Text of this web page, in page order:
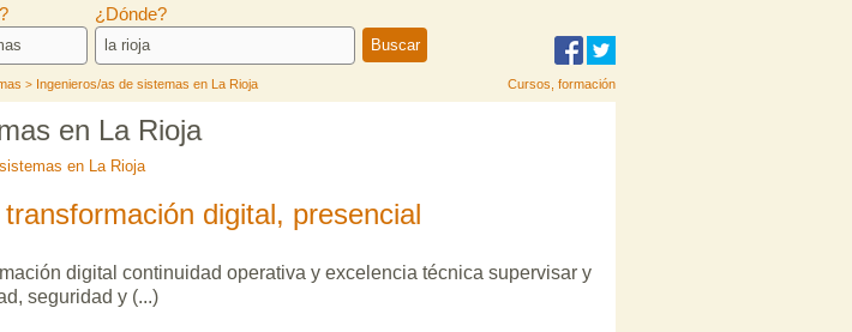
¿Dónde?
> Ingenieros/as de sistemas en La Rioja Cursos, formación
en La Rioja
en La Rioja
digital, presencial
digital continuidad operativa y excelencia técnica supervisar y
seguridad y (...)